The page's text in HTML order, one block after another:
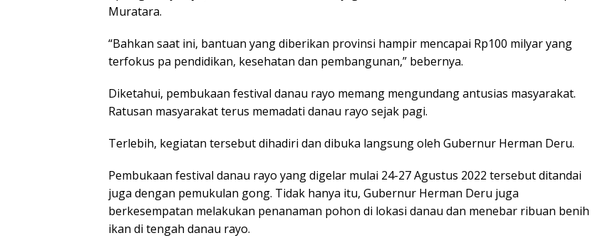
Muratara.
“Bahkan saat ini, bantuan yang diberikan provinsi hampir mencapai Rp100 milyar yang
terfokus pa pendidikan, kesehatan dan pembangunan,” bebernya.
Diketahui, pembukaan festival danau rayo memang mengundang antusias masyarakat.
Ratusan masyarakat terus memadati danau rayo sejak pagi.
Terlebih, kegiatan tersebut dihadiri dan dibuka langsung oleh Gubernur Herman Deru.
Pembukaan festival danau rayo yang digelar mulai 24-27 Agustus 2022 tersebut ditandai
juga dengan pemukulan gong. Tidak hanya itu, Gubernur Herman Deru juga
berkesempatan melakukan penanaman pohon di lokasi danau dan menebar ribuan benih
ikan di tengah danau rayo.